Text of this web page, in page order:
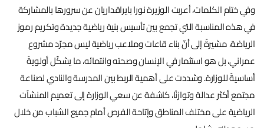
وفي ختام الكلمات، أعربت الوزيرة نورا بايراقداريان عن سرورها بالمشاركة
في هذه المناسبة التي تجمع بين تأسيس بنية رياضية جديدة وتكريم رموز
الرياضة، مشيرةً إلى أنّ بناء قاعات وملاعب رياضية ليس مجرّد مشروع
عمراني، بل هو استثمار في الإنسان وصحته وانتمائه، ما يشكّل أولويةً
أساسيةً للوزارة. وشددت على أهمية الربط بين المدرسة والنادي لصناعة
مجتمع أكثر عدالة وتوازنًا، كاشفة عن سعي الوزارة إلى تعميم المنشآت
الرياضية على مختلف المناطق وإتاحة الفرص أمام جميع الشباب من خلال